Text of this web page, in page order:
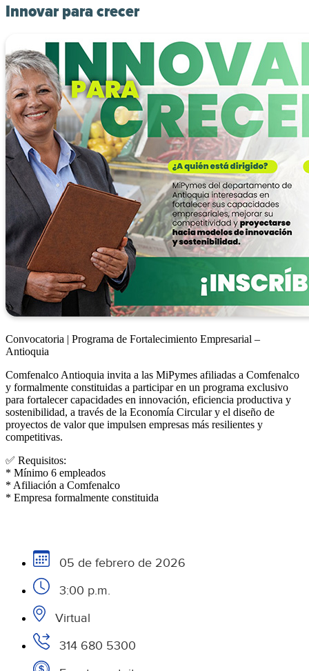
Innovar para crecer
Convocatoria | Programa de Fortalecimiento Empresarial –
Antioquia
Comfenalco Antioquia invita a las MiPymes afiliadas a Comfenalco
y formalmente constituidas a participar en un programa exclusivo
para fortalecer capacidades en innovación, eficiencia productiva y
sostenibilidad, a través de la Economía Circular y el diseño de
proyectos de valor que impulsen empresas más resilientes y
competitivas.
✅ Requisitos:
* Mínimo 6 empleados
* Afiliación a Comfenalco
* Empresa formalmente constituida
05 de febrero de 2026
3:00 p.m.
Virtual
314 680 5300